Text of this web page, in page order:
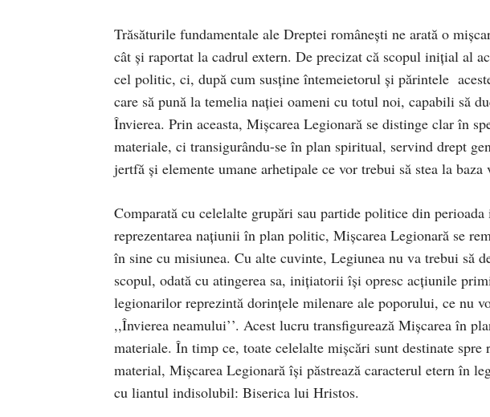
Trăsăturile fundamentale ale Dreptei româneşti ne arată o
cât şi raportat la cadrul extern. De precizat că scopul iniţial al
cel politic, ci, după cum susţine întemeietorul şi părintele
care să pună la temelia naţiei oameni cu totul noi, capabili să
Învierea. Prin aceasta, Mişcarea Legionară se distinge clar în
materiale, ci transigurându-se în plan spiritual, servind drept
jertfă şi elemente umane arhetipale ce vor trebui să stea la
Comparată cu celelalte grupări sau partide politice din
reprezentarea naţiunii în plan politic, Mişcarea Legionară se
în sine cu misiunea. Cu alte cuvinte, Legiunea nu va trebui să
scopul, odată cu atingerea sa, iniţiatorii îşi opresc acţiunile
legionarilor reprezintă dorinţele milenare ale poporului, ce nu
,,Învierea neamului’’. Acest lucru transfigurează Mişcarea în
materiale. În timp ce, toate celelalte mişcări sunt destinate
material, Mişcarea Legionară îşi păstrează caracterul etern în
cu liantul indisolubil: Biserica lui Hristos.